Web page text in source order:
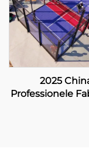
Club 001-
2025
Professionele